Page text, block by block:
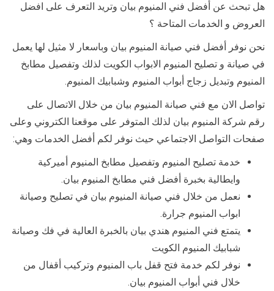
هل تبحث عن أفضل فني المنيوم بيان وتريد التعرف على افضل
العروض و الخدمات المتاحة ؟
نحن نوفر أفضل فني صيانة المنيوم بيان وباسعار لا مثيل لها يعمل
في صيانة و تصليح المنيوم الابواب الكويت لذلك وتفصيل مطابخ
المنيوم وتبديل زجاج أبواب المنيوم وشبابيك المنيوم.
تواصل الان مع فني صيانة المنيوم بيان من خلال الاتصال على
رقم شركة المنيوم بيان لذلك المتوفر على موقعنا الكتروني وعلى
صفحات التواصل الاجتماعي حيث نوفر لكم أفضل الخدمات وهي:
خدمة تصليح المنيوم وتفصيل مطابخ المنيوم أميركية
وايطالية بخبرة أفضل فني مطابخ المنيوم بيان.
نعمل من خلال فني صيانة المنيوم بيان في تصليح وصيانة
ابواب المنيوم جرارة.
يتمتع فني المنيوم هندي بيان بالخبرة العالية في فك وصيانة
شبابيك المنيوم الكويت
نوفر لكم خدمة فتح قفل باب المنيوم وتركيب أقفال من
خلال فني أبواب المنيوم بيان.